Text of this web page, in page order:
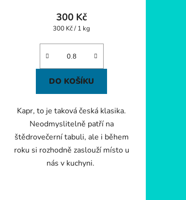
300 Kč
Měrná
300 Kč / 1 kg
DO KOŠÍKU
Kapr, to je taková česká klasika.
Neodmyslitelně patří na
štědrovečerní tabuli, ale i během
roku si rozhodně zaslouží místo u
nás v kuchyni.